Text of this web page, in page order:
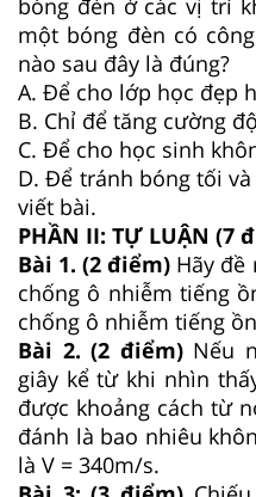
một bóng đèn có
nào sau đây là đúng?
A. Để cho lớp học đẹp
B. Chỉ để tăng cường
C. Để cho học sinh
D. Để tránh bóng tối
viết bài.
PHẦN II: TỰ LUẬN (7
Bài 1. (2 điểm) Hãy đề
chống ô nhiễm tiếng
chống ô nhiễm tiếng
Bài 2. (2 điểm) Nếu
giây kể từ khi nhìn
được khoảng cách từ
đánh là bao nhiêu
là V = 340m/s.